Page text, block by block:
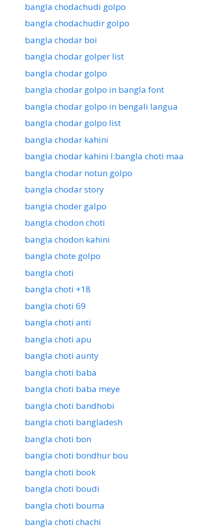
bangla chodachudi golpo
bangla chodachudir golpo
bangla chodar boi
bangla chodar golper list
bangla chodar golpo
bangla chodar golpo in bangla font
bangla chodar golpo in bengali langua
bangla chodar golpo list
bangla chodar kahini
bangla chodar kahini l:bangla choti maa
bangla chodar notun golpo
bangla chodar story
bangla choder galpo
bangla chodon choti
bangla chodon kahini
bangla chote golpo
bangla choti
bangla choti +18
bangla choti 69
bangla choti anti
bangla choti apu
bangla choti aunty
bangla choti baba
bangla choti baba meye
bangla choti bandhobi
bangla choti bangladesh
bangla choti bon
bangla choti bondhur bou
bangla choti book
bangla choti boudi
bangla choti bouma
bangla choti chachi